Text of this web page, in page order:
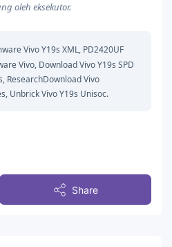
oleh eksekutor.
Vivo Y19s XML, PD2420UF
Vivo, Download Vivo Y19s SPD
ResearchDownload Vivo
Unbrick Vivo Y19s Unisoc.
Share